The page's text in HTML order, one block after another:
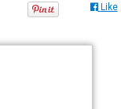
Like